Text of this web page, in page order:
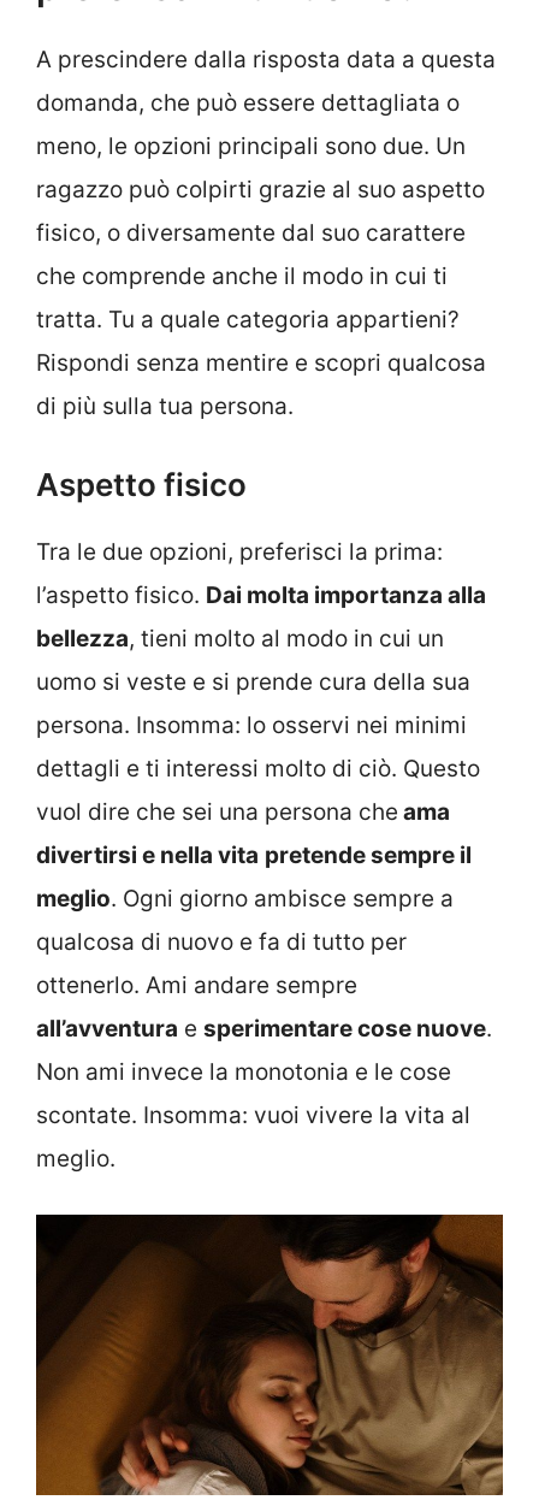
A prescindere dalla risposta data a questa
domanda, che può essere dettagliata o
meno, le opzioni principali sono due. Un
ragazzo può colpirti grazie al suo aspetto
fisico, o diversamente dal suo carattere
che comprende anche il modo in cui ti
tratta. Tu a quale categoria appartieni?
Rispondi senza mentire e scopri qualcosa
di più sulla tua persona.
Aspetto fisico
Tra le due opzioni, preferisci la prima:
l’aspetto fisico. Dai molta importanza alla
bellezza, tieni molto al modo in cui un
uomo si veste e si prende cura della sua
persona. Insomma: lo osservi nei minimi
dettagli e ti interessi molto di ciò. Questo
vuol dire che sei una persona che ama
divertirsi e nella vita pretende sempre il
meglio. Ogni giorno ambisce sempre a
qualcosa di nuovo e fa di tutto per
ottenerlo. Ami andare sempre
all’avventura e sperimentare cose nuove.
Non ami invece la monotonia e le cose
scontate. Insomma: vuoi vivere la vita al
meglio.